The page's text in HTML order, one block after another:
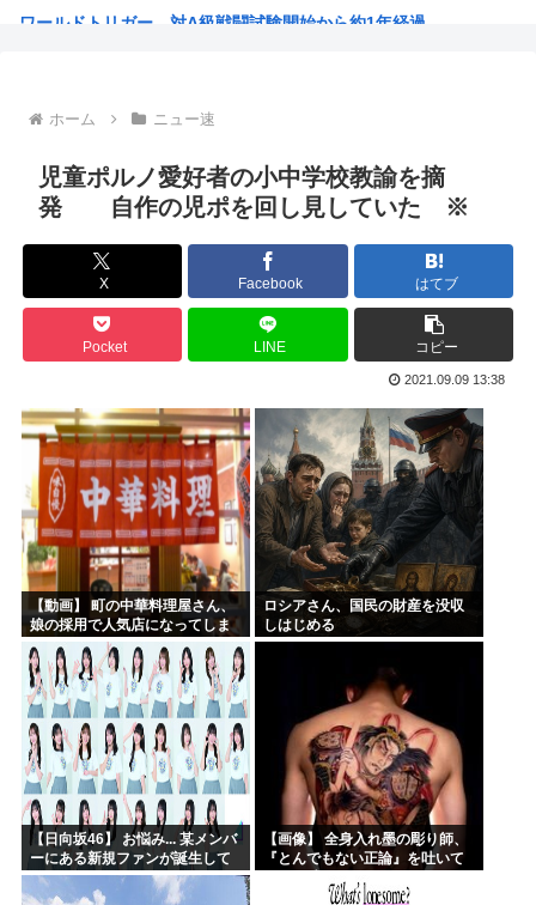
ワールドトリガー、対A級戦闘試験開始から約1年経過
バイデン前米大統領（83）死にそう 再選しなくてよかった...
「原爆はうそ」「放射線の被害はなかった」 信じる若者た...
プリキュア見てる奴らきもすぎんか？さすがに
NARUTOを一巻から最後まで読んでみたけど、これ駄作じ...
ラジコンのキングタイガーでスズメバチの巣に突撃「ハチから...
【衝撃】映画鬼滅の刃の興行収入、407.5億円wwwww...
高市早苗、今週は熊本行ったり広島行ったり大忙しだったので...
海外「凄すぎる！」折り紙と並ぶあの日本の偉大な発明に海外...
尾田栄一郎、ちいかわに嫉妬していたw w w w w w...
「教職員の働き方改革は大事だが」吉村知事が危機感 学力テ...
みいちゃんと山田さん、日本の警察なめすぎで炎上www
「お父さんが私にいくら使おうと、あなたには関係ない」そう...
ホーム ニュー速
児童ポルノ愛好者の小中学校教諭を摘
発 自作の児ポを回し見していた ※
X Facebook はてブ
Pocket LINE コピー
2021.09.09 13:38
【動画】 町の中華料理屋さん、
娘の採用で人気店になってしま
う
ロシアさん、国民の財産を没収
しはじめる
【日向坂46】 お悩み... 某メンバ
ーにある新規ファンが誕生して
いた
【画像】 全身入れ墨の彫り師、
『とんでもない正論』を吐いて